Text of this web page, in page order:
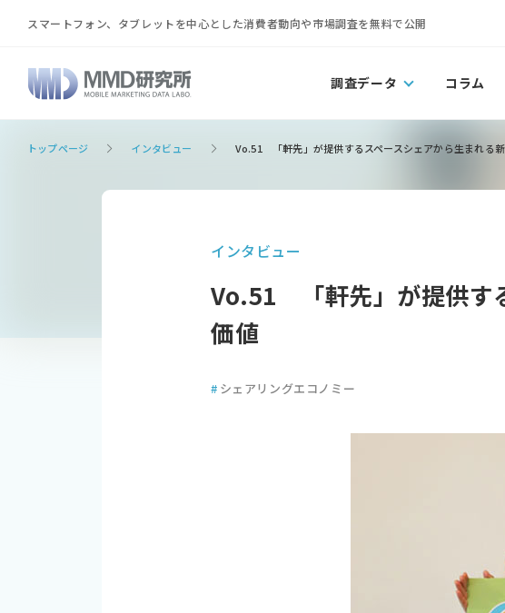
スマートフォン、タブレットを中心とした消費者動向や市場調査を無料で公開
調査データ コラム
トップページ インタビュー Vo.51 「軒先」が提供するスペースシェアから生まれる
インタビュー
Vo.51 「軒先」が提供す
価値
# シェアリングエコノミー